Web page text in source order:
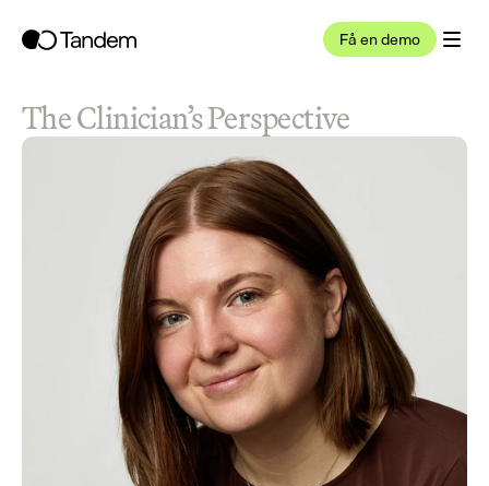
Få en demo
The Clinician’s Perspective